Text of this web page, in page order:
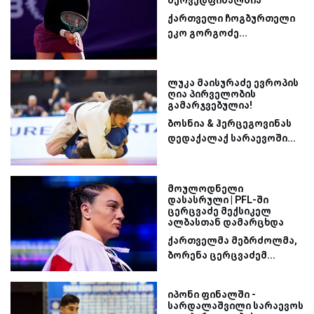
ქართველი ჩოგბურთელი
ეკო გორგოძე...
ლუკა მაისურაძე ევროპის
ღია პირველობის
გამარჯვებულია!
ბოსნია & ჰერცეგოვინას
დედაქალაქ სარაევოში...
მოულოდნელი
დასასრული | PFL-ში
ცერცვაძე მექსიკელ
ალბასთან დამარცხდა
ქართველმა მებრძოლმა,
ბორენა ცერცვაძემ...
იპონი ფინალში -
სარდალაშვილი სარაევოს